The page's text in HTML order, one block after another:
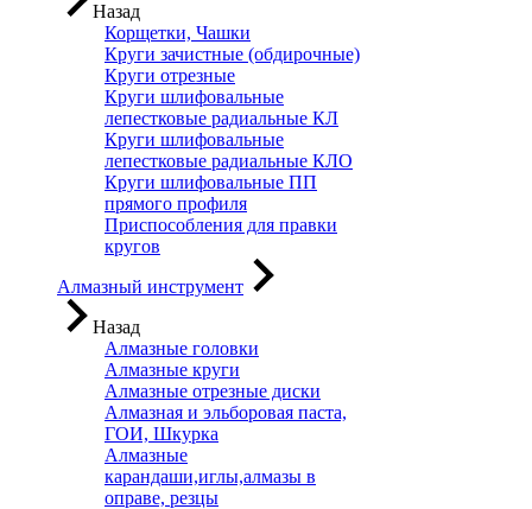
Назад
Корщетки, Чашки
Круги зачистные (обдирочные)
Круги отрезные
Круги шлифовальные
лепестковые радиальные КЛ
Круги шлифовальные
лепестковые радиальные КЛО
Круги шлифовальные ПП
прямого профиля
Приспособления для правки
кругов
Алмазный инструмент
Назад
Алмазные головки
Алмазные круги
Алмазные отрезные диски
Алмазная и эльборовая паста,
ГОИ, Шкурка
Алмазные
карандаши,иглы,алмазы в
оправе, резцы